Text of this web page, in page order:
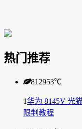
热门推荐
812953℃
1华为 8145V 光
限制教程